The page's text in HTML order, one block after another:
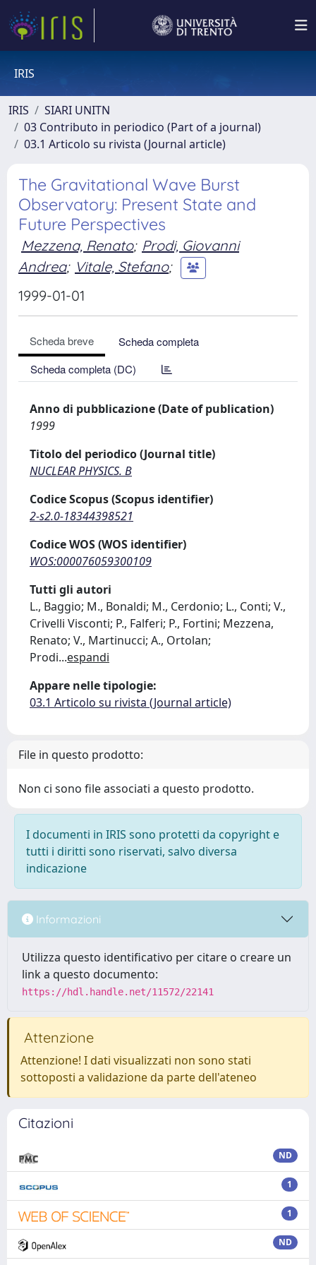
IRIS
IRIS
SIARI UNITN
03 Contributo in periodico (Part of a journal)
03.1 Articolo su rivista (Journal article)
The Gravitational Wave Burst
Observatory: Present State and
Future Perspectives
Mezzena, Renato; Prodi, Giovanni
Andrea; Vitale, Stefano;
1999-01-01
Scheda breve
Scheda completa
Scheda completa (DC)
Anno di pubblicazione (Date of publication)
1999
Titolo del periodico (Journal title)
NUCLEAR PHYSICS. B
Codice Scopus (Scopus identifier)
2-s2.0-18344398521
Codice WOS (WOS identifier)
WOS:000076059300109
Tutti gli autori
L., Baggio; M., Bonaldi; M., Cerdonio; L., Conti; V.,
Crivelli Visconti; P., Falferi; P., Fortini; Mezzena,
Renato; V., Martinucci; A., Ortolan;
Prodi...espandi
Appare nelle tipologie:
03.1 Articolo su rivista (Journal article)
File in questo prodotto:
Non ci sono file associati a questo prodotto.
I documenti in IRIS sono protetti da copyright e
tutti i diritti sono riservati, salvo diversa
indicazione
Informazioni
Utilizza questo identificativo per citare o creare un
link a questo documento:
https://hdl.handle.net/11572/22141
Attenzione
Attenzione! I dati visualizzati non sono stati
sottoposti a validazione da parte dell'ateneo
Citazioni
ND
1
1
ND